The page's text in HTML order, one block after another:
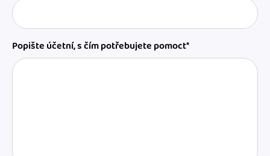
Popište účetní, s čím potřebujete pomoct*